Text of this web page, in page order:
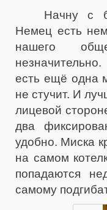
Начну с
Немец есть
нашего
есть ещё одна
не стучит. И
лицевой
два
удобно. Миска
на самом
попадаются
самому